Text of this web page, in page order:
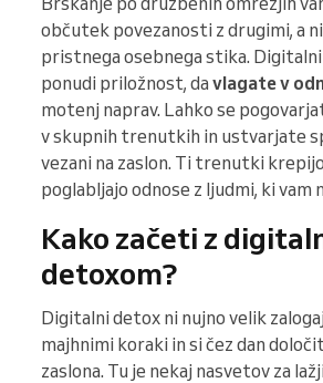
občutek povezanosti z drugimi, a
pristnega osebnega stika.
ponudi priložnost, da vlagate v
motenj naprav. Lahko se
v skupnih trenutkih in ustvarjate
vezani na zaslon. Ti trenutki
poglabljajo odnose z ljudmi, ki vam
Kako začeti z
detoxom?
Digitalni detox ni nujno velik
majhnimi koraki in si čez dan
zaslona. Tu je nekaj nasvetov za